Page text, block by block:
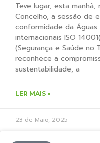
Teve lugar, esta
Concelho, a sessão de
conformidade da Águas
internacionais ISO
(Segurança e Saúde no
reconhece a
sustentabilidade, a
LER MAIS »
23 de Maio, 2025